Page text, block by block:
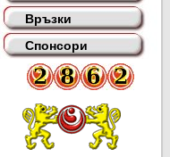
Връзки
Спонсори